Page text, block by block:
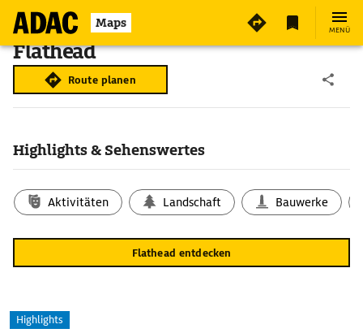
Maps MENÜ
Flathead
Route planen
Highlights & Sehenswertes
Aktivitäten Landschaft Bauwerke
Flathead entdecken
Highlights